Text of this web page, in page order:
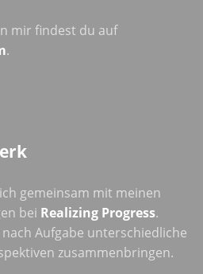
mir findest du auf
.
gemeinsam mit meinen
bei Realizing Progress.
Aufgabe unterschiedliche
zusammenbringen.